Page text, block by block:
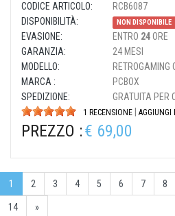
CODICE ARTICOLO:
RCB6087
DISPONIBILITÀ:
NON DISPONIBILE
EVASIONE: ENTRO 24ORE
GARANZIA:
24 MESI
MODELLO:
RETROGAMING
MARCA :
PCBOX
SPEDIZIONE:
GRATUITA PER
1 RECENSIONE AGGIUNGI
PREZZO :€ 69,00
1 2 3 4 5 6 7 8
14 »